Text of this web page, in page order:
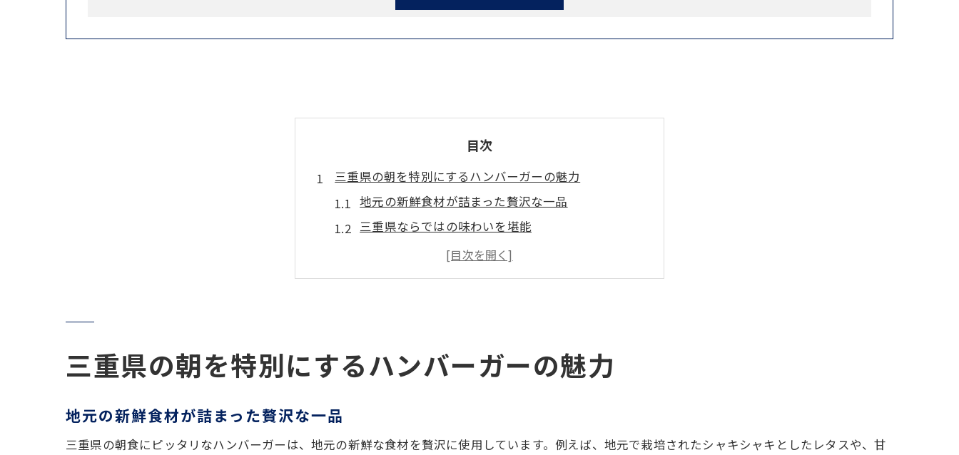
目次
三重県の朝を特別にするハンバーガーの魅力
地元の新鮮食材が詰まった贅沢な一品
三重県ならではの味わいを堪能
朝食にぴったりな絶妙なバランス
訪れるたびに新しい発見がある鉄板メニュー
地元食材で作る絶品ハンバーガーの秘密
地元農家から直送された新鮮な食材
三重県の伝統的調味料が味に深みを与える
三重県の朝を特別にするハンバーガーの魅力
地元の新鮮食材が詰まった贅沢な一品
三重県の朝食にピッタリなハンバーガーは、地元の新鮮な食材を贅沢に使用しています。例えば、地元で栽培されたシャキシャキとしたレタスや、甘